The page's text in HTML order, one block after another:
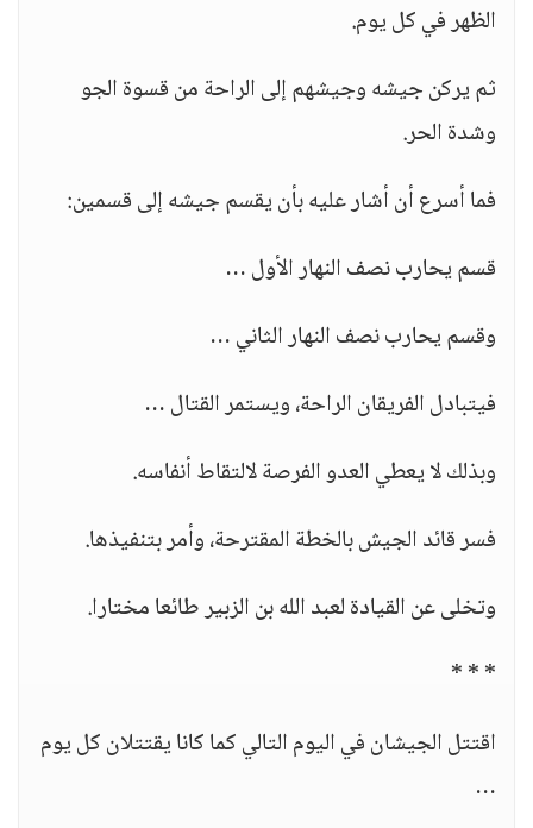
الظهر في كل يوم.
ثم يركن جيشه وجيشهم إلى الراحة من قسوة الجو
وشدة الحر.
فما أسرع أن أشار عليه بأن يقسم جيشه إلى قسمين:
قسم يحارب نصف النهار الأول …
وقسم يحارب نصف النهار الثاني …
فيتبادل الفريقان الراحة، ويستمر القتال …
وبذلك لا يعطي العدو الفرصة لالتقاط أنفاسه.
فسر قائد الجيش بالخطة المقترحة، وأمر بتنفيذها.
وتخلى عن القيادة لعبد الله بن الزبير طائعا مختارا.
* * *
اقتتل الجيشان في اليوم التالي كما كانا يقتتلان كل يوم
…